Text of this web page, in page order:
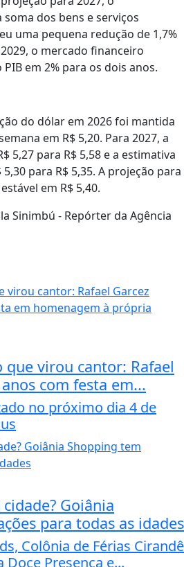
dos bens e serviços
uma pequena redução de 1,7%
o mercado financeiro
em 2% para os dois anos.
do dólar em 2026 foi mantida
em R$ 5,20. Para 2027, a
5,27 para R$ 5,58 e a estimativa
para R$ 5,35. A projeção para
em R$ 5,40.
Sinimbú - Repórter da Agência
virou cantor: Rafael
com festa em...
no próximo dia 4 de
Goiânia
para todas as idades
Colônia de Férias Cirandê
Presença e...